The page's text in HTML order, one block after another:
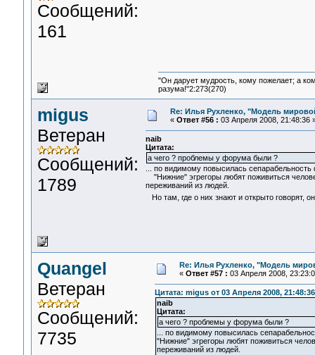
Сообщений:
161
"Он дарует мудрость, кому пожелает; а
разума!"2:273(270)
migus
Ветеран
Сообщений:
1789
Re: Илья Рухленко, "Модель
« Ответ #56 : 03 Апреля 2008, 21:48:36
naib
Цитата:
а чего ? проблемы у форума были ?
... по видимому повысилась
"Нижние" эгрегоры любят поживиться
переживаний из людей.
Но там, где о них знают и открыто говорят,
Quangel
Ветеран
Сообщений:
7735
Re: Илья Рухленко, "Модель
« Ответ #57 : 03 Апреля 2008,
Цитата: migus от 03 Апреля 2008, 21:48:36
naib
Цитата:
а чего ? проблемы у форума были ?
... по видимому повысилась
"Нижние" эгрегоры любят поживиться
переживаний из людей.